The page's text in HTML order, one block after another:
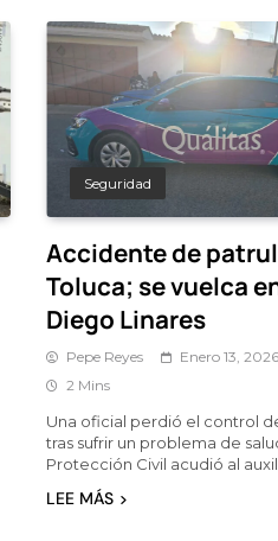
Seguridad
Accidente de
Toluca; se vuelca
Diego Linares
Pepe Reyes Enero 13, 2026
2 Mins
Una oficial perdió el control
tras sufrir un problema de
Protección Civil acudió al
LEE MÁS